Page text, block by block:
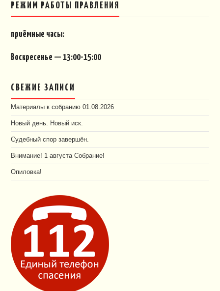
РЕЖИМ РАБОТЫ ПРАВЛЕНИЯ
приёмные часы:
Воскресенье — 13:00-15:00
СВЕЖИЕ ЗАПИСИ
Материалы к собранию 01.08.2026
Новый день. Новый иск.
Судебный спор завершён.
Внимание! 1 августа Собрание!
Опиловка!